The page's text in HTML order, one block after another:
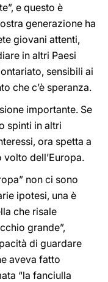
e questo è
generazione ha
giovani attenti,
in altri Paesi
sensibili ai
che c’è speranza.
importante. Se
spinti in altri
ora spetta a
dell’Europa.
non ci sono
ipotesi, una è
che risale
grande”,
di guardare
aveva fatto
“la fanciulla